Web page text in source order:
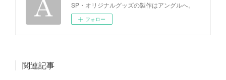
SP・オリジナルグッズの製作はアングルへ。
フォロー
関連記事